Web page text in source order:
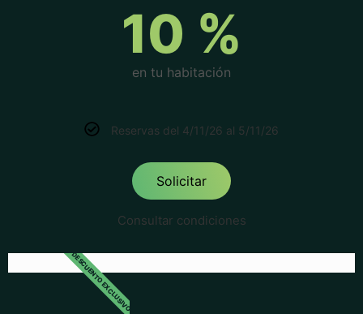
10 %
en tu habitación
Reservas del 4/11/26 al 5/11/26
Solicitar
Consultar condiciones
DESCUENTO EXCLUSIVO